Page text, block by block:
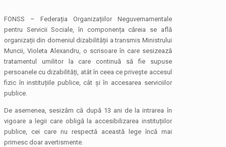
FONSS – Federația Organizațiilor Neguvernamentale
pentru Servicii Sociale, în componența căreia se află
organizații din domeniul dizabilității a transmis Ministrului
Muncii, Violeta Alexandru, o scrisoare în care sesizează
tratamentul umilitor la care continuă să fie supuse
persoanele cu dizabilități, atât în ceea ce privește accesul
fizic în instituțiile publice, cât și în accesarea serviciilor
publice.
De asemenea, sesizăm că după 13 ani de la intrarea în
vigoare a legii care obligă la accesibilizarea instituțiilor
publice, cei care nu respectă această lege încă mai
primesc doar avertismente.